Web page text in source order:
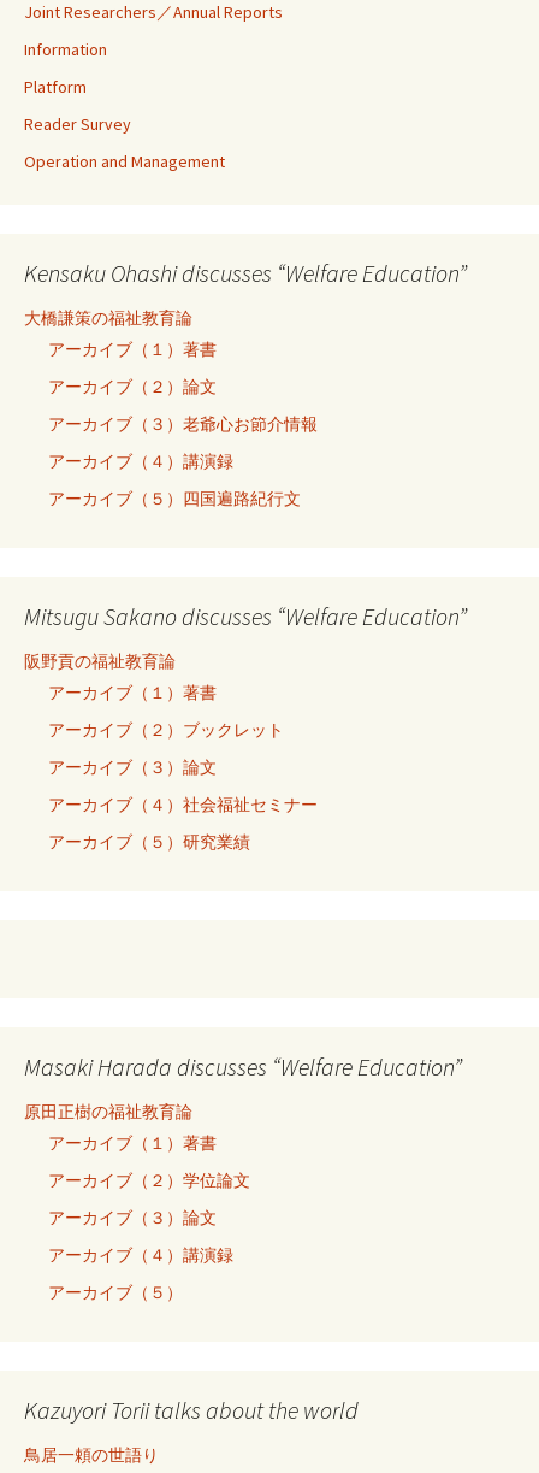
Joint Researchers／Annual Reports
Information
Platform
Reader Survey
Operation and Management
Kensaku Ohashi discusses “Welfare Education”
大橋謙策の福祉教育論
アーカイブ（１）著書
アーカイブ（２）論文
アーカイブ（３）老爺心お節介情報
アーカイブ（４）講演録
アーカイブ（５）四国遍路紀行文
Mitsugu Sakano discusses “Welfare Education”
阪野貢の福祉教育論
アーカイブ（１）著書
アーカイブ（２）ブックレット
アーカイブ（３）論文
アーカイブ（４）社会福祉セミナー
アーカイブ（５）研究業績
Masaki Harada discusses “Welfare Education”
原田正樹の福祉教育論
アーカイブ（１）著書
アーカイブ（２）学位論文
アーカイブ（３）論文
アーカイブ（４）講演録
アーカイブ（５）
Kazuyori Torii talks about the world
鳥居一頼の世語り